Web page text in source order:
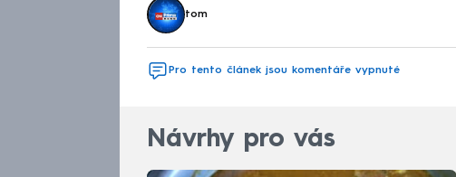
tom
Pro tento článek jsou komentáře vypnuté
Návrhy pro vás